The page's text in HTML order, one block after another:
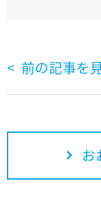
前の記事を
お